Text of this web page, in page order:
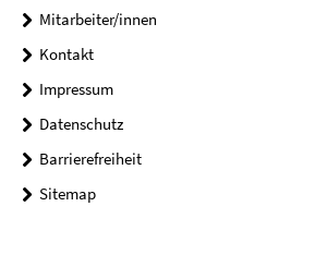
Mitarbeiter/innen
Kontakt
Impressum
Datenschutz
Barrierefreiheit
Sitemap